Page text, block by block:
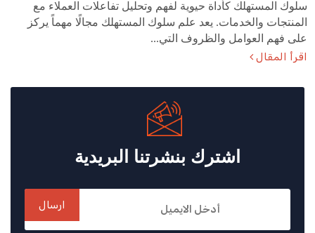
سلوك المستهلك كأداة حيوية لفهم وتحليل تفاعلات العملاء مع
المنتجات والخدمات. يعد علم سلوك المستهلك مجالًا مهماً يركز
على فهم العوامل والظروف التي...
اقرأ المقال
اشترك بنشرتنا البريدية
ارسال